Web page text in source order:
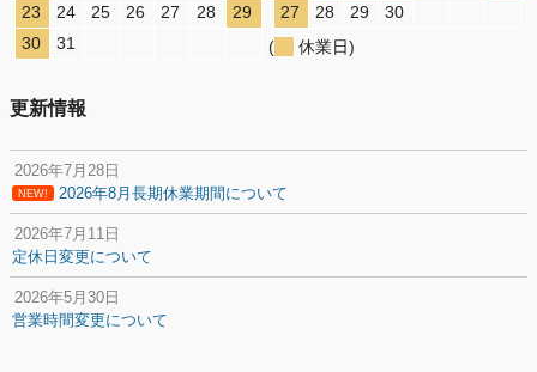
23
24 25 26 27 28
29
30
31
27
28 29
30
(
休業日)
更新情報
2026年7月28日
NEW! 2026年8月長期休業期間について
2026年7月11日
定休日変更について
2026年5月30日
営業時間変更について